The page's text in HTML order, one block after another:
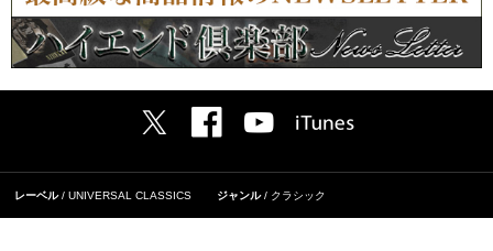
レーベル UNIVERSAL CLASSICS ジャンル クラシック